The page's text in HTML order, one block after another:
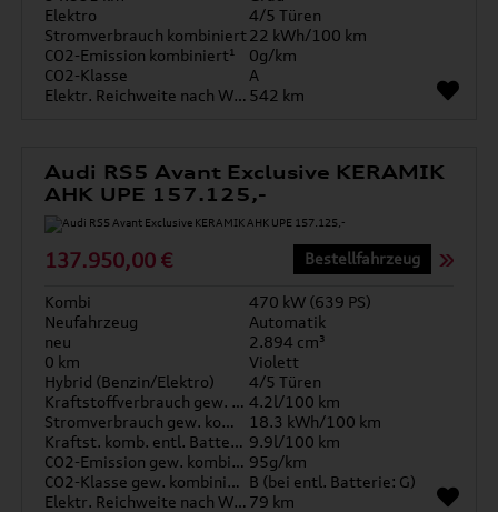
Elektro
4/5 Türen
Stromverbrauch kombiniert22 kWh/100 km
CO2-Emission kombiniert¹
0g/km
CO2-Klasse
A
Elektr. Reichweite nach WLTP* 542 km
Audi RS5 Avant Exclusive KERAMIK
AHK UPE 157.125,-
137.950,00 € Bestellfahrzeug
Kombi
470 kW (639 PS)
Neufahrzeug
Automatik
neu
2.894 cm³
0 km
Violett
Hybrid (Benzin/Elektro)
4/5 Türen
Kraftstoffverbrauch gew. kombiniert 4.2l/100 km
Stromverbrauch gew. kombiniert
18.3 kWh/100 km
Kraftst. komb. entl. Batterie 9.9l/100 km
CO2-Emission gew. kombiniert 95g/km
CO2-Klasse gew. kombiniert B (bei entl. Batterie: G)
Elektr. Reichweite nach WLTP* 79 km